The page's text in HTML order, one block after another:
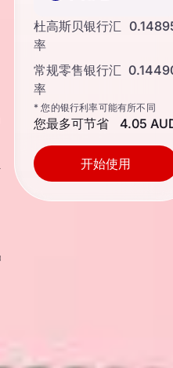
杜高斯贝银行汇
率
常规零售银行汇
率
* 您的银行利率可能有所不同
您最多可节省 4.05
开始使用